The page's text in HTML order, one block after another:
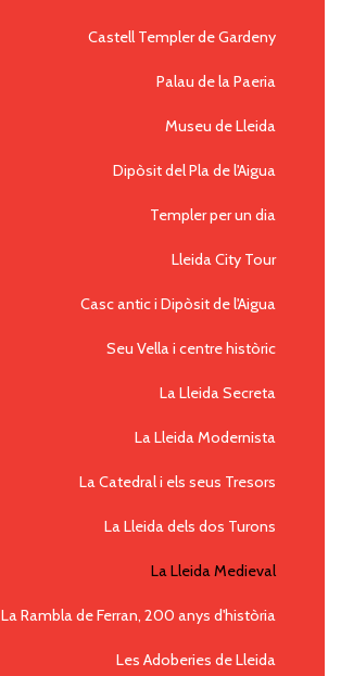
Castell Templer de Gardeny
Palau de la Paeria
Museu de Lleida
Dipòsit del Pla de l'Aigua
Templer per un dia
Lleida City Tour
Casc antic i Dipòsit de l'Aigua
Seu Vella i centre històric
La Lleida Secreta
La Lleida Modernista
La Catedral i els seus Tresors
La Lleida dels dos Turons
La Lleida Medieval
La Rambla de Ferran, 200 anys d'història
Les Adoberies de Lleida